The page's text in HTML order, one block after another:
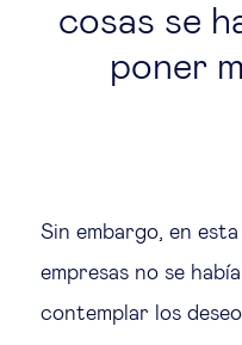
cosas se
poner
Sin embargo, en
empresas no se
contemplar los